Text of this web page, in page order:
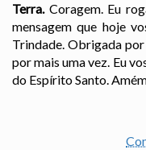
Terra.Coragem. Eu
mensagem que hoje
Trindade. Obrigada
por mais uma vez. Eu
do Espírito Santo.